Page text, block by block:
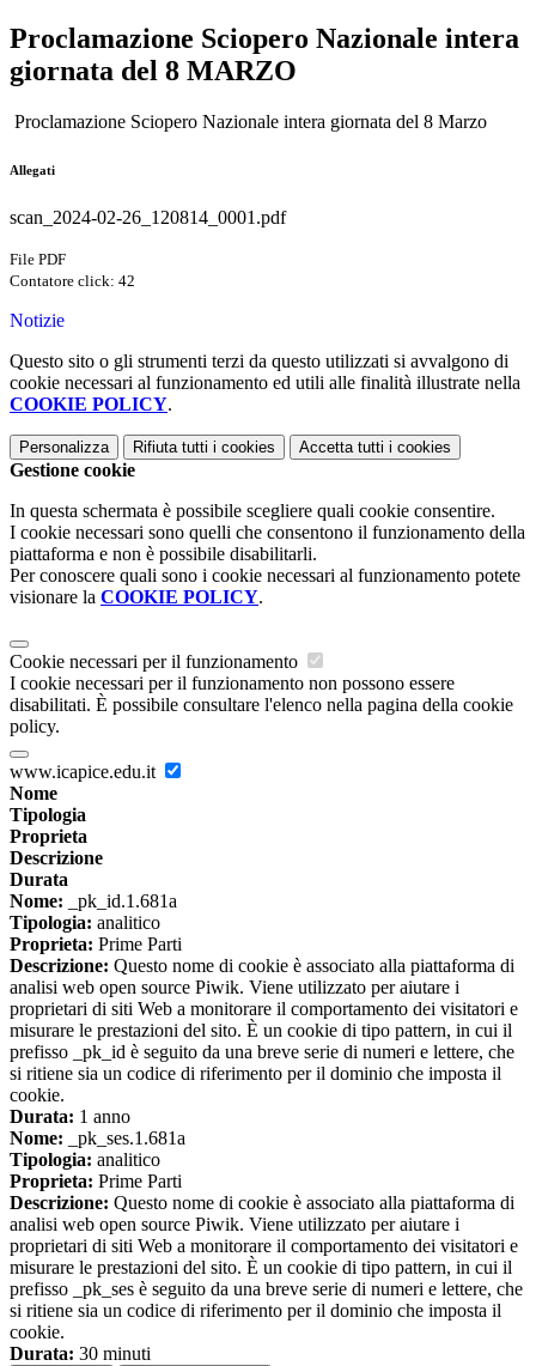
Proclamazione Sciopero Nazionale intera
giornata del 8 MARZO
Proclamazione Sciopero Nazionale intera giornata del 8 Marzo
Allegati
scan_2024-02-26_120814_0001.pdf
File PDF
Contatore click: 42
Notizie
Questo sito o gli strumenti terzi da questo utilizzati si avvalgono di
cookie necessari al funzionamento ed utili alle finalità illustrate nella
COOKIE POLICY.
Personalizza Rifiuta tutti i cookies Accetta tutti i cookies
Gestione cookie
In questa schermata è possibile scegliere quali cookie consentire.
I cookie necessari sono quelli che consentono il funzionamento della
piattaforma e non è possibile disabilitarli.
Per conoscere quali sono i cookie necessari al funzionamento potete
visionare la COOKIE POLICY.
Cookie necessari per il funzionamento
I cookie necessari per il funzionamento non possono essere
disabilitati. È possibile consultare l'elenco nella pagina della cookie
policy.
www.icapice.edu.it
Nome
Tipologia
Proprieta
Descrizione
Durata
Nome: _pk_id.1.681a
Tipologia: analitico
Proprieta: Prime Parti
Descrizione: Questo nome di cookie è associato alla piattaforma di
analisi web open source Piwik. Viene utilizzato per aiutare i
proprietari di siti Web a monitorare il comportamento dei visitatori e
misurare le prestazioni del sito. È un cookie di tipo pattern, in cui il
prefisso _pk_id è seguito da una breve serie di numeri e lettere, che
si ritiene sia un codice di riferimento per il dominio che imposta il
cookie.
Durata: 1 anno
Nome: _pk_ses.1.681a
Tipologia: analitico
Proprieta: Prime Parti
Descrizione: Questo nome di cookie è associato alla piattaforma di
analisi web open source Piwik. Viene utilizzato per aiutare i
proprietari di siti Web a monitorare il comportamento dei visitatori e
misurare le prestazioni del sito. È un cookie di tipo pattern, in cui il
prefisso _pk_ses è seguito da una breve serie di numeri e lettere, che
si ritiene sia un codice di riferimento per il dominio che imposta il
cookie.
Durata: 30 minuti